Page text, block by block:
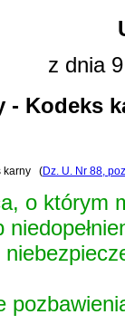
z dnia
- Kodeks
karny (Dz. U. Nr 88,
o którym